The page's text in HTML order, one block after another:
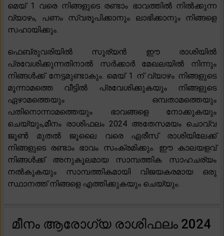
മെയ് 1 വരെ നിങ്ങളുടെ രണ്ടാം ഭാവത്തിൽ നിൽക്കുന്ന
വ്യാഴം, പണം സ്വരൂപിക്കാനും ലാഭിക്കാനും നിങ്ങളെ
സഹായിക്കും.
ഫെബ്രുവരിയിൽ സൂര്യൻ ഈ രാശിയിൽ
പ്രവേശിക്കുന്നതിനാൽ സർക്കാർ മേഖലയിൽ നിന്നും
നിങ്ങൾക്ക് നേട്ടമുണ്ടാകും. മെയ് 1 ന് വ്യാഴം നിങ്ങളുടെ
മൂന്നാമത്തെ വീട്ടിൽ പ്രവേശിക്കുകയും നിങ്ങളുടെ
ഏഴാമത്തെയും ഒമ്പതാമത്തെയും
പതിനൊന്നാമത്തെയും ഭാവങ്ങളെ നോക്കുകയും
ചെയ്യും,മീനം രാശിഫലം 2024 അതേസമയം ചൊവ്വ
ജൂൺ മുതൽ ജൂലൈ വരെ ഏരീസ് രാശിയിലേക്ക്
നിങ്ങളുടെ രണ്ടാം ഭാവം സംക്രമിക്കും. ഈ കാലയളവ്
നിങ്ങൾക്ക് അനുകൂലമായ സാമ്പത്തിക സാഹചര്യം
നൽകുകയും സാമ്പത്തികമായി വിജയകരമായ ഒരു
സ്ഥാനത്ത് നിങ്ങളെ എത്തിക്കുകയും ചെയ്യും.
മീനം ആരോഗ്യ രാശിഫലം 2024